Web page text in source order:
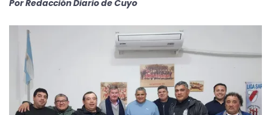
PorRedacción Diario de Cuyo